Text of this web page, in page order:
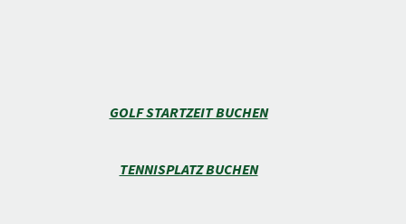
GOLF STARTZEIT BUCHEN
TENNISPLATZ BUCHEN